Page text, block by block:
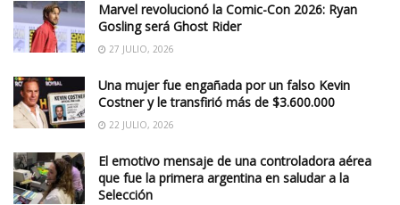
Marvel revolucionó la Comic-Con 2026: Ryan
Gosling será Ghost Rider
27 JULIO, 2026
Una mujer fue engañada por un falso Kevin
Costner y le transfirió más de $3.600.000
22 JULIO, 2026
El emotivo mensaje de una controladora aérea
que fue la primera argentina en saludar a la
Selección